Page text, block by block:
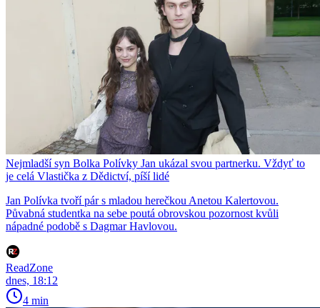
Nejmladší syn Bolka Polívky Jan ukázal svou partnerku. Vždyť to
je celá Vlastička z Dědictví, píší lidé
Jan Polívka tvoří pár s mladou herečkou Anetou Kalertovou.
Půvabná studentka na sebe poutá obrovskou pozornost kvůli
nápadné podobě s Dagmar Havlovou.
ReadZone
dnes, 18:12
4 min